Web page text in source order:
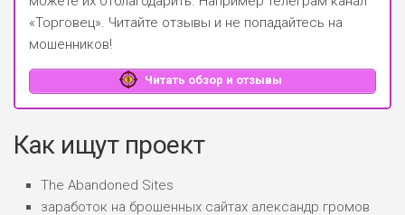
«Торговец». Читайте отзывы и не попадайтесь на
мошенников!
Читать обзор и отзывы
Как ищут проект
The Abandoned Sites
заработок на брошенных сайтах александр громов